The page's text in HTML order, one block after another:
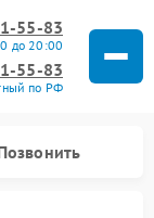
55-83
до 20:00
55-83
по РФ